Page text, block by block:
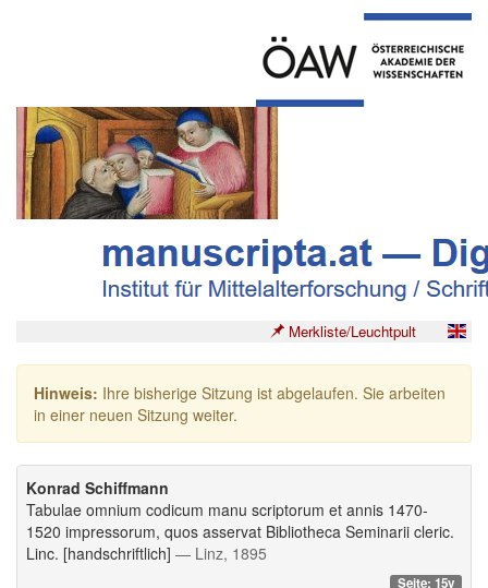
Merkliste/Leuchtpult
Hinweis: Ihre bisherige Sitzung ist abgelaufen. Sie arbeiten
in einer neuen Sitzung weiter.
Konrad Schiffmann
Tabulae omnium codicum manu scriptorum et annis 1470-
1520 impressorum, quos asservat Bibliotheca Seminarii cleric.
Linc. [handschriftlich] — Linz, 1895
Seite: 15v